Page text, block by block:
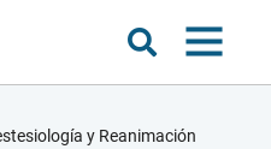
y Reanimación